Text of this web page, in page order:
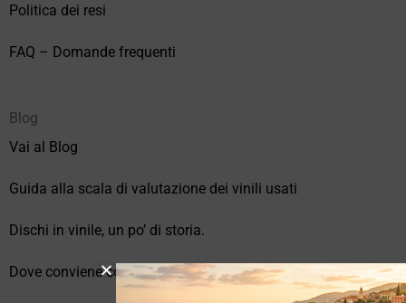
Politica dei resi
FAQ – Domande frequenti
Blog
Vai al Blog
Guida alla scala di valutazione dei vinili usati
Dischi in vinile, un po’ di storia.
Dove conviene comprare vinili online?